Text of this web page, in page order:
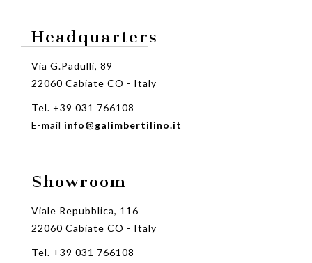
Headquarters
Via G.Padulli, 89
22060 Cabiate CO - Italy
Tel. +39 031 766108
E-mail info@galimbertilino.it
Showroom
Viale Repubblica, 116
22060 Cabiate CO - Italy
Tel. +39 031 766108